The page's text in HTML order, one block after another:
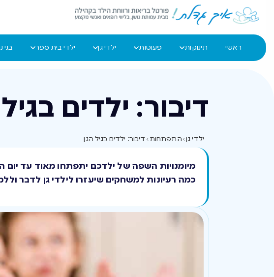
ראשי תינוקות פעוטות ילדי גן ילדי בית ספר בני
דיבור: ילדים
ילדי גן›התפתחות› דיבור: ילדים בגיל הגן
מיומנויות השפה של ילדכם יתפתחו מאוד עד
כמה רעיונות למשחקים שיעזרו לילדי גן לדבר